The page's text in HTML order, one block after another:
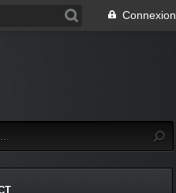
Connexion